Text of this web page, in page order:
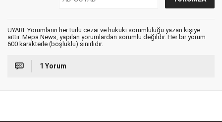
UYARI: Yorumların her türlü cezai ve hukuki sorumluluğu yazan kişiye
aittir. Mepa News, yapılan yorumlardan sorumlu değildir. Her bir yorum
600 karakterle (boşluklu) sınırlıdır.
1 Yorum